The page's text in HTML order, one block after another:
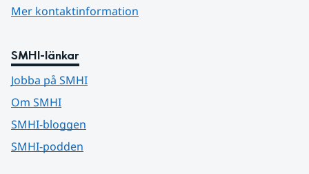
Mer kontaktinformation
SMHI-länkar
Jobba på SMHI
Om SMHI
SMHI-bloggen
SMHI-podden